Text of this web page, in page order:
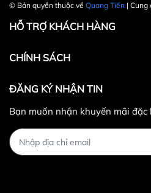
© Bản quyền thuộc về Quang Tiến | Cung
HỖ TRỢ KHÁCH HÀNG
CHÍNH SÁCH
ĐĂNG KÝ NHẬN TIN
Bạn muốn nhận khuyến mãi